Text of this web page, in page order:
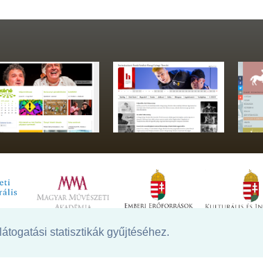
statisztikák gyűjtéséhez.